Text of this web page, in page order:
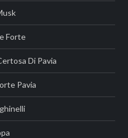
Forte
Di Pavia
Pavia